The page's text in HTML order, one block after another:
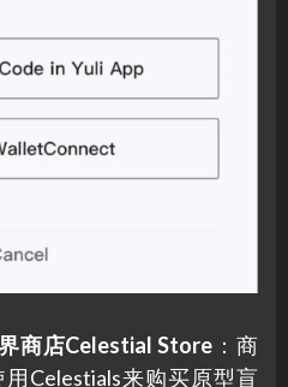
商店Celestial Store ：商
Celestials来购买原型盲